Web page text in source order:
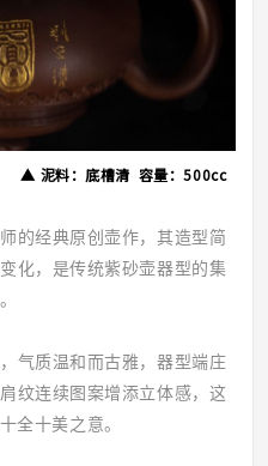
▲ 泥料：底槽清 容量：500cc
的经典原创壶作，其造型简
化，是传统紫砂壶器型的集
气质温和而古雅，器型端庄
纹连续图案增添立体感，这
全十美之意。